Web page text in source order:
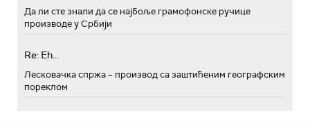
Да ли сте знали да се најбоље грамофонске ручице
производе у Србији
Re: Eh...
Лесковачка спржа – производ са заштићеним географским
пореклом